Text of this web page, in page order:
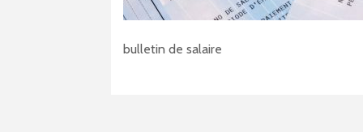
bulletin de salaire